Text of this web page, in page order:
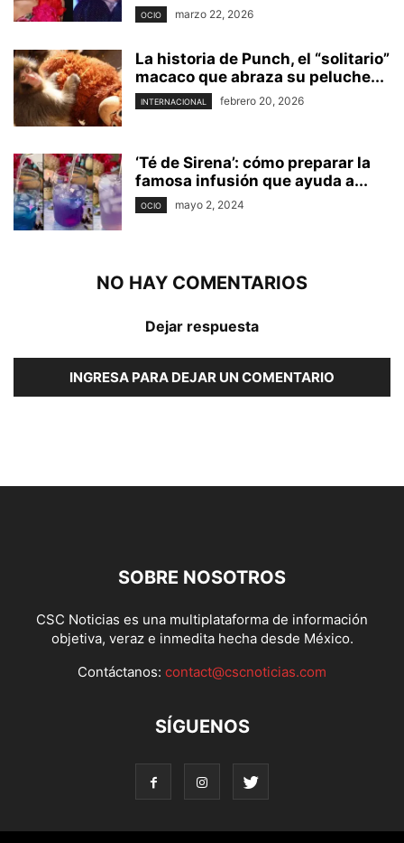
OCIO marzo 22, 2026
La historia de Punch, el “solitario”
macaco que abraza su peluche...
INTERNACIONAL febrero 20, 2026
‘Té de Sirena’: cómo preparar la
famosa infusión que ayuda a...
OCIO mayo 2, 2024
NO HAY COMENTARIOS
Dejar respuesta
INGRESA PARA DEJAR UN COMENTARIO
SOBRE NOSOTROS
CSC Noticias es una multiplataforma de información
objetiva, veraz e inmedita hecha desde México.
Contáctanos: contact@cscnoticias.com
SÍGUENOS